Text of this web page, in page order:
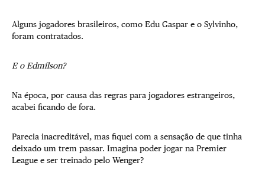
Alguns jogadores brasileiros, como Edu Gaspar e o Sylvinho,
foram contratados.
E o Edmílson?
Na época, por causa das regras para jogadores estrangeiros,
acabei ficando de fora.
Parecia inacreditável, mas fiquei com a sensação de que tinha
deixado um trem passar. Imagina poder jogar na Premier
League e ser treinado pelo Wenger?